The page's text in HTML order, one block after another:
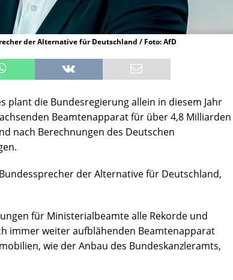
der Alternative für Deutschland / Foto: AfD
plant die Bundesregierung allein in diesem Jahr
Beamtenapparat für über 4,8 Milliarden
nach Berechnungen des Deutschen
der Alternative für Deutschland,
für Ministerialbeamte alle Rekorde und
immer weiter aufblähenden Beamtenapparat
wie der Anbau des Bundeskanzleramts,